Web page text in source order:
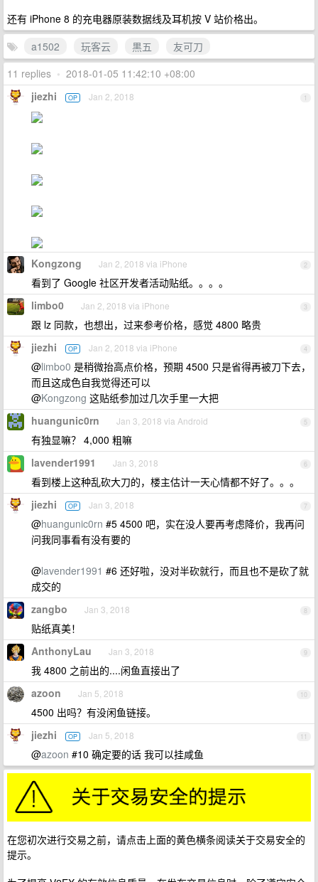
还有 iPhone 8 的充电器原装数据线及耳机按 V 站价格出。
a1502
玩客云 黒五
友可刀
11 replies • 2018-01-05 11:42:10 +08:00
1
jiezhi OP Jan 2, 2018
2
Kongzong Jan 2, 2018 via iPhone
看到了 Google 社区开发者活动贴纸。。。。
3
limbo0 Jan 2, 2018 via iPhone
跟 lz 同款，也想出，过来参考价格，感觉 4800 略贵
4
jiezhi OP Jan 2, 2018 via iPhone
@limbo0 是稍微抬高点价格，预期 4500 只是省得再被刀下去，
而且这成色自我觉得还可以
@Kongzong 这贴纸参加过几次手里一大把
5
huangunic0rn Jan 3, 2018 via Android
有独显嘛？ 4,000 粗嘛
6
lavender1991 Jan 3, 2018
看到楼上这种乱砍大刀的，楼主估计一天心情都不好了。。。
7
jiezhi OP Jan 3, 2018
@huangunic0rn #5 4500 吧，实在没人要再考虑降价，我再问
问我同事看有没有要的
@lavender1991 #6 还好啦，没对半砍就行，而且也不是砍了就
成交的
8
zangbo Jan 3, 2018
贴纸真美！
9
AnthonyLau Jan 3, 2018
我 4800 之前出的....闲鱼直接出了
10
azoon Jan 5, 2018
4500 出吗？有没闲鱼链接。
11
jiezhi OP Jan 5, 2018
@azoon #10 确定要的话 我可以挂咸鱼
在您初次进行交易之前，请点击上面的黄色横条阅读关于交易安全的
提示。